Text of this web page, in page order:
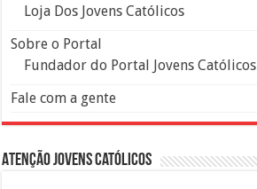
Loja Dos Jovens Católicos
Sobre o Portal
Fundador do Portal Jovens Católicos
Fale com a gente
Atenção Jovens Católicos